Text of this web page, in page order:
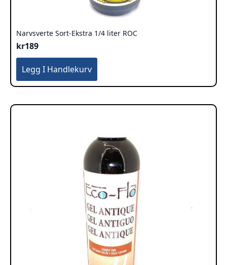
Narvsverte Sort-Ekstra 1/4 liter ROC
kr189
Legg I Handlekurv